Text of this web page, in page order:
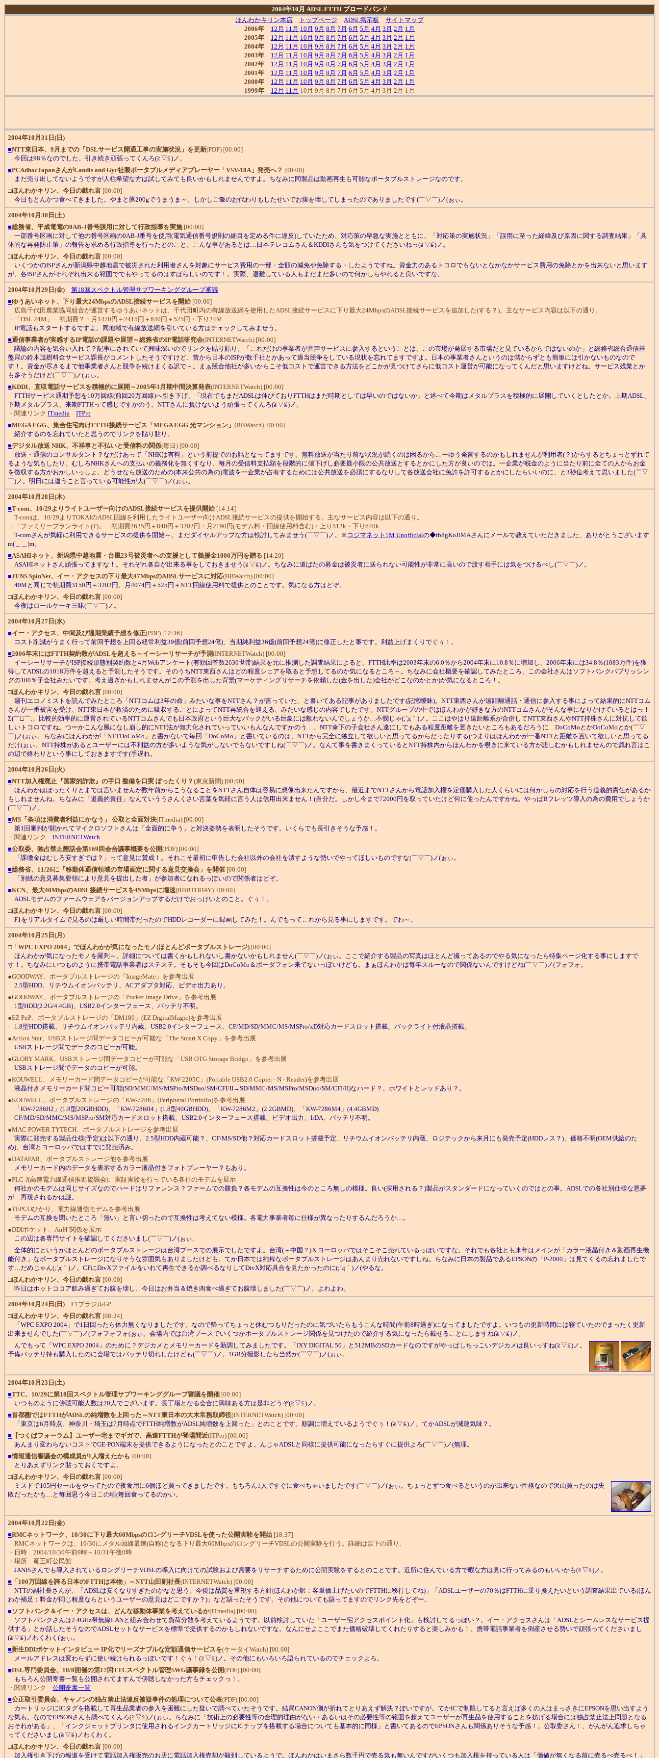
2004年10月 ADSL FTTH ブロードバンド
ほんわかキリン本店
トップページ ADSL掲示板
サイトマップ
2006年
12月 11月 10月 9月 8月 7月 6月 5月 4月 3月 2月 1月
2005年
12月 11月 10月 9月 8月 7月 6月 5月 4月 3月 2月 1月
2004年
12月 11月 10月 9月 8月 7月 6月 5月 4月 3月 2月 1月
2003年
12月 11月 10月 9月 8月 7月 6月 5月 4月 3月 2月 1月
2002年
12月 11月 10月 9月 8月 7月 6月 5月 4月 3月 2月 1月
2001年
12月 11月 10月 9月 8月 7月 6月 5月 4月 3月 2月 1月
2000年
12月 11月 10月 9月 8月 7月 6月 5月 4月 3月 2月 1月
1999年
12月 11月 10月 9月 8月 7月 6月 5月 4月 3月 2月 1月
2004年10月31日(日)
■NTT東日本、9月までの「DSLサービス開通工事の実施状況」を更新(PDF) [00:00]
今回は98％なのでした。引き続き頑張ってくんろ(≧▽≦)ノ。
■PCAdhocJapanさんがLandis and Gyr社製ポータブルメディアプレーヤー「VSV-18A」発売へ？ [00:00]
まだ売り出してないようですが人柱希望な方は試してみても良いかもしれませんですよ。ちなみに同製品は動画再生も可能なポータブルストレージなのです。
□ほんわかキリン、今日の戯れ言 [00:00]
今日もとんかつ食べてきました。やまと豚200gでうまうま～。しかしご飯のお代わりもしたせいでお腹を壊してしまったのでありましたです(￣▽￣)ノ(ぉぃ。
2004年10月30日(土)
■総務省、平成電電の0AB-J番号誤用に対して行政指導を実施[00:00]
一部番号区画に対して他の番号区画の0AB-J番号を使用(電気通信番号規則の細目を定める件に違反)していたため、対応策の早急な実施とともに、「対応策の実施状況」「誤用に至った経緯及び原因に関する調査結果」「具
体的な再発防止策」の報告を求める行政指導を行ったとのこと。こんな事があるとは…日本テレコムさん＆KDDIさんも気をつけてくださいねっ(≧▽≦)ノ。
□ほんわかキリン、今日の戯れ言 [00:00]
いくつかのISPさんが新潟県中越地震で被災された利用者さんを対象にサービス費用の一部・全額の減免や免除する・したようですね。資金力のあるトコロでもないとなかなかサービス費用の免除とかを出来ないと思います
が、各ISPさんがそれぞれ出来る範囲ででもやってるのはすばらしいのです！。実際、避難している人もまだまだ多いので何かしらやれると良いですな。
2004年10月29日(金)
第18回スペクトル管理サブワーキンググループ審議
■ゆうあいネット、下り最大24MbpsのADSL接続サービスを開始 [00:00]
広島千代田農業協同組合が運営するゆうあいネットは、千代田町内の有線放送網を使用したADSL接続サービスに下り最大24MbpsのADSL接続サービスを追加した(する？)。主なサービス内容は以下の通り。
・「DSL 24M」 初期費？・月1470円＋2415円＋840円＋525円・下り24M
IP電話もスタートするですよ。同地域で有線放送網を引いている方はチェックしてみませう。
■通信事業者が実感するIP電話の課題や展望～総務省のIP電話研究会(INTERNETWatch) [00:00]
議論の内容を気合い入れて？記事にされていて興味深いのでリンクを貼り貼り。「これだけの事業者が音声サービスに参入するということは、この市場が発展する市場だと見ているからではないのか」と総務省総合通信基
盤局の鈴木茂樹料金サービス課長がコメントしたそうですけど、昔から日本のISPが数千社とかあって過当競争をしている現状を忘れてますですよ。日本の事業者さんというのは儲からずとも簡単には引かないものなので
す！。資金が尽きるまで他事業者さんと競争を続けまくる訳で～。まぁ競合他社が多いからこそ低コストで運営できる方法をどこかが見つけてさらに低コスト運営が可能になってくんだと思いますけどね。サービス残業とか
も多そうだけど(￣▽￣)ノ(ぉぃ。
■KDDI、直収電話サービスを積極的に展開～2005年3月期中間決算発表(INTERNETWatch) [00:00]
FTTHサービス通期予想を10万回線(前回20万回線)へ引き下げ、「現在でもまだADSLは伸びておりFTTHはまだ時期としては早いのではないか」と述べて今期はメタルプラスを積極的に展開していくとしたとか。上期ADSL、
下期メタルプラス、来期FTTHって感じですかのう。NTTさんに負けないよう頑張ってくんろ(≧▽≦)ノ。
・関連リンク ITmedia
ITPro
■MEGA EGG、集合住宅向けFTTH接続サービス「MEGA EGG 光マンション」 (BBWatch) [00:00]
紹介するのを忘れていたと思うのでリンクを貼り貼り。
■デジタル放送 NHK、不祥事と不払いと受信料の関係(毎日) [00:00]
放送・通信のコンサルタント？なだけあって「NHKは有料」という前提でのお話となってますです。無料放送が当たり前な状況が続くのは困るからこーゆう発言するのかもしれませんが利用者(？)からするとちょっとずれて
るような気もしたり。むしろNHKさんへの支払いの義務化を無くすなり、毎月の受信料支払額を段階的に値下げし必要最小限の公共放送とするとかにした方が良いのでは。一企業が税金のように当たり前に全ての人からお金
を徴収する方がおかしいっしょ。どうせなら放送のための(本来公共の為の)電波を一企業が占有するためには公共放送を必須にするなりして各放送会社に免許を許可するとかにしたらいいのに、と3秒位考えて思いました(￣▽
￣)ノ。明日には違うこと言っている可能性が大(￣▽￣)ノ(ぉぃ。
2004年10月28日(木)
■T-com、10/29よりライトユーザー向けのADSL接続サービスを提供開始 [14:14]
T-comは、10/29よりTOKAIのADSL回線を利用したライトユーザー向けADSL接続サービスの提供を開始する。主なサービス内容は以下の通り。
・「ファミリープランライト(T)」 初期費2625円＋840円＋3202円・月2190円(モデム料・回線使用料含む)・上り512k・下り640k
T-comさんが気軽に利用できるサービスの提供を開始～。まだダイヤルアップな方は検討してみませう(￣▽￣)ノ。※ コジマネット1M Unofficialの◆tb8gKoJiMAさんにメールで教えていただきました、ありがとうございます
m(＿＿)m。
■ASAHIネット、新潟県中越地震・台風23号被災者への支援として義援金1000万円を贈る [14:20]
ASAHIネットさん頑張ってますな！。それぞれ各自が出来る事をしておきませう(≧▽≦)ノ。ちなみに道ばたの募金は被災者に送られない可能性が非常に高いので渡す相手には気をつけるべし(￣▽￣)ノ。
■JENS SpinNet、イー・アクセスの下り最大47MbpsのADSLサービスに対応(BBWatch) [00:00]
40Mと同じで初期費3150円＋3202円、月4074円＋525円＋NTT回線使用料で提供とのことです。気になる方はどぞ。
□ほんわかキリン、今日の戯れ言 [00:00]
今夜はロールケーキ三昧(￣▽￣)ノ。
2004年10月27日(水)
■イー・アクセス、中間及び通期業績予想を修正(PDF) [12:36]
コスト削減がうまく行って前回予想を上回る経常利益39億(前回予想24億)、当期純利益36億(前回予想24億)に修正したと事です。利益上げまくりでぐぅ！。
■2006年末にはFTTH契約数がADSLを超える～イーシーリサーチが予測(INTERNETWatch) [00:00]
イーシーリサーチがISP接続形態別契約数と4月Webアンケート(有効回答数2630世帯)結果を元に推測した調査結果によると、FTTH比率は2003年末の6.0％から2004年末に10.8％に増加し、2006年末には34.8％(1083万件)を獲
得してADSLの1018万件を超えると予測したそうです。そのうちNTT東西さんはどの程度シェアを取ると予想してるのか気になるところ～。ちなみに会社概要を確認してみたところ、この会社さんはソフトバンクパブリッシン
グの100％子会社みたいです。考え過ぎかもしれませんがこの予測を出した背景(マーケティングリサーチを依頼した(金を出した)会社がどこなのかとか)が気になるところ！。
□ほんわかキリン、今日の戯れ言 [00:00]
週刊エコノミストを読んでみたところ「NTTコムは3年の命」みたいな事をNTTさん？が言っていた、と書いてある記事がありましたです(記憶曖昧)。NTT東西さんが遠距離通話・通信に参入する事によって結果的にNTTコム
さんが一番被害を受け、NTT東日本が救済のために吸収することによってNTT再統合を迎える、みたいな感じの内容でしたです。NTTグループの中ではほんわかが好きな方のNTTコムさんがそんな事になりかけているとはっ！
Σ(￣□￣;。比較的効率的に運営されているNTTコムさんでも日本政府という巨大なバックがいる巨象には敵わないんでしょうか…不憫じゃ(;´д｀)ノ。ここはやはり遠距離系が合併してNTT東西さんやNTT持株さんに対抗して欲
しいトコロですね。つーかこんな風になし崩し的にNTT法が無力化されていっていいもんなんですかのう…。NTT傘下の子会社さん達にしてもある程度距離を置きたいところもあるだろうに…DoCoMoとかDoCoMoとか(￣▽
￣)ノ(ぉぃ。ちなみにほんわかが「NTTDoCoMo」と書かないで毎回「DoCoMo」と書いているのは、NTTから完全に独立して欲しいと思ってるからだったりする(つまりはほんわかが一番NTTと距離を置いて欲しいと思ってる
だけ(ぉぃ。NTT持株があるとユーザーには不利益の方が多いような気がしないでもないですしね(￣▽￣)ノ。なんて事を書きまくっているとNTT持株内からほんわかを覗きに来ている方が悲しむかもしれませんので戯れ言はこ
の辺で終わりという事にしておきますです(手遅れ。
2004年10月26日(火)
■NTT加入権廃止『国家的詐欺』の手口 整備を口実 ぼったくり？ (東京新聞) [00;00]
ほんわかはぼったくりとまでは言いませんが数年前からこうなることをNTTさん自体は容易に想像出来たんですから、最近までNTTさんから電話加入権を定価購入した人くらいには何かしらの対応を行う道義的責任があるか
もしれませんね。ちなみに「道義的責任」なんていううさんくさい言葉を気軽に言う人は信用出来ません！(自分だ。しかし今まで72000円を取っていたけど何に使ったんですかね。やっぱBフレッツ導入の為の費用でしょうか
(￣▽￣)ノ。
■MS「条項は消費者利益にかなう」 公取と全面対決(ITmedia) [00:00]
第1回審判が開かれてマイクロソフトさんは「全面的に争う」と対決姿勢を表明したそうです。いくらでも長引きそうな予感！。
・関連リンク INTERNETWatch
■公取委、独占禁止懇話会第169回会合議事概要を公開(PDF) [00:00]
「課徴金はむしろ安すぎでは？」って意見に賛成！。それこそ最初に申告した会社以外の会社を潰すような勢いでやってほしいものですな(￣▽￣)ノ(ぉぃ。
■総務省、11/26に「移動体通信領域の市場画定に関する意見交換会」を開催 [00:00]
「別紙の意見募集要領により意見を提出した者」が参加者になれるっぽいので関係者はどぞ。
■KCN、最大40MbpsのADSL接続サービスを45Mbpsに増速(RBBTODAY) [00:00]
ADSLモデムのファームウェアをバージョンアップするだけでおっけいとのこと。ぐぅ！。
□ほんわかキリン、今日の戯れ言 [00:00]
F1をリアルタイムで見るのは厳しい時間帯だったのでHDDレコーダーに録画してみた！。んでもってこれから見る事にしますです。でわ～。
2004年10月25日(月)
□ 「WPC EXPO 2004」でほんわかが気になったモノ(ほとんどポータブルストレージ) [00:00]
ほんわかが気になったモノを羅列～。詳細については書くかもしれないし書かないかもしれません(￣▽￣)ノ(ぉぃ。ここで紹介する製品の写真はほとんど撮ってあるのでやる気になったら特集ページ化する事にしますで
す！。ちなみにいつものように携帯電話事業者はステステ。そもそも今回はDoCoMo＆ボーダフォン来てないっぽいけども。まぁほんわかは毎年スルーなので関係ないんですけどね(￣▽￣)ノ(フォフォ。
●GOODWAY、ポータブルストレージの「ImageMate」を参考出展
2.5型HDD、リチウムイオンバッテリ、ACアダプタ対応、ビデオ出力あり。
●GOODWAY、ポータブルストレージの「Pocket Image Drive」を参考出展
1型HDD(2.2G/4.4GB)、USB2.0インターフェース、バッテリ不明。
●EZ PnP、ポータブルストレージの「DM180」(EZ DigitalMagic)を参考出展
1.8型HDD搭載、リチウムイオンバッテリ内蔵、USB2.0インターフェース、CF/MD/SD/MMC/MS/MSPro/xD対応カードスロット搭載、バックライト付液晶搭載。
●Action Star、USBストレージ間データコピーが可能な「The Smart X Copy」を参考出展
USBストレージ間でデータのコピーが可能。
●GLORY MARK、USBストレージ間データコピーが可能な「USB OTG Storage Bridgo」を参考出展
USBストレージ間でデータのコピーが可能。
●KOUWELL、メモリーカード間データコピーが可能な「KW-2205C」(Portable USB2.0 Copier - N - Reader)を参考出展
液晶付きメモリーカード間コピー可能(SD/MMC/MS/MSPro/MSDuo/SM/CFI/II→SD/MMC/MS/MSPro/MSDuo/SM/CFI/II)なハード？。ホワイトとレッドあり？。
●KOUWELL、ポータブルストレージの「KW-7286」(Peripheral Portfolio)を参考出展
「KW-7286H2」(1.8型20GBHDD)、「KW-7286H4」(1.8型40GBHDD)、「KW-7286M2」(2.2GBMD)、「KW-7286M4」(4.4GBMD)
CF/MD/SD/MMC/MS/MSPro/SM対応カードスロット搭載、USB2.0インターフェース搭載、ビデオ出力、IrDA、バッテリ不明。
●MAC POWER TYTECH、ポータブルストレージを参考出展
実際に発売する製品仕様(予定)は以下の通り。2.5型HDD内蔵可能？、CF/MS/SD他？対応カードスロット搭載予定、リチウムイオンバッテリ内蔵、ロジテックから来月にも発売予定(HDDレス？)、価格不明(OEM供給のた
め)、台湾とヨーロッパではすでに発売済み。
●DATAFAB、ポータブルストレージ他を参考出展
メモリーカード内のデータを表示するカラー液晶付きフォトプレーヤー？もあり。
●PLC-J(高速電力線通信推進協議会)、実証実験を行っている各社のモデムを展示
何社かのモデムは同じサイズなのでハードはリファレンス？ファームでの勝負？各モデムの互換性は今のところ無しの模様。良い(採用される？)製品がスタンダードになっていくのではとの事。ADSLでの各社別仕様な悪夢
が…再現されるかは謎。
●TEPCOひかり、電力線通信モデムを参考出展
モデムの互換を聞いたところ「無い」と言い切ったので互換性は考えてない模様。各電力事業者毎に仕様が異なったりするんだろうか…。
●DDIポケット、AirH"関係を展示
この辺は各専門サイトを確認してくださいまし(￣▽￣)ノ(ぉぃ。
全体的にというかほとんどのポータブルストレージは台湾ブースでの展示でしたですよ。台湾(＋中国？)＆ヨーロッパではそこそこ売れているっぽいですな。それでも各社とも来年はメインが「カラー液晶付き＆動画再生機
能付き」なポータブルストレージになりそうな雰囲気もありましたけども。てか日本では純粋なポータブルストレージはあんまり売れないですしね。ちなみに日本の製品であるEPSONの「P-2000」は見てくるの忘れましたで
す…だめじゃん(;´д｀)ノ。CFにDivXファイルをいれて再生できるか調べるなりしてDivX対応具合を見たかったのに(;´д｀)ノ(やるな。
□ほんわかキリン、今日の戯れ言 [00:00]
昨日はホットココア飲み過ぎてお腹を壊し、今日はお弁当＆焼き肉食べ過ぎてお腹壊しました(￣▽￣)ノ。よわよわ。
2004年10月24日(日) F1ブラジルGP
□ほんわかキリン、今日の戯れ言 [08:24]
「WPC EXPO 2004」で1日回ったら体力無くなりましたです。なので帰ってちょっと休むつもりだったのに気づいたらもうこんな時間(午前8時過ぎ)になってましたですよ。いつもの更新時間には寝ていたのでまったく更新
出来ませんでした(￣▽￣)ノ(フォフォフォ(ぉぃ。会場内では台湾ブースでいくつかポータブルストレージ関係を見つけたので紹介する気になったら載せることにしますね(≧▽≦)ノ。
んでもって「WPC EXPO 2004」のために？デジカメとメモリーカードを新調してみましたです。「IXY DIGITAL 50」と512MBのSDカードなのですがやっぱしちっこいデジカメは良いっすね(≧▽≦)ノ。
予備バッテリ持も購入したのに会場ではバッテリ切れしたけども(￣▽￣)ノ。1GB分撮影したら当然か(￣▽￣)ノ(ぉぃ。
2004年10月23日(土)
■TTC、10/29に第18回スペクトル管理サブワーキンググループ審議を開催 [00:00]
いつものように傍聴可能人数は20人でございます。長丁場となる会合に興味ある方は是非どうぞ(≧▽≦)ノ。
■首都圏ではFTTHがADSLの純増数を上回った～NTT東日本の大木常務取締役(INTERNETWatch) [00:00]
「東京は6月時点、神奈川・埼玉は7月時点でFTTH純増数がADSL純増数を上回った」とのことです。順調に増えているようでぐぅ！(≧▽≦)ノ。てかADSLが減速気味？。
■ 【つくばフォーラム】ユーザー宅までギガで、高速FTTHが登場間近(ITPro) [00:00]
あんまり変わらないコストでGE-PON端末を提供できるようになったとのことですよ。んじゃADSLと同様に提供可能になったらすぐに提供よろ(￣▽￣)ノ(無理。
■情報通信審議会の構成員が1人増えたかも [00:00]
とりあえずリンク貼っておくですよ。
□ほんわかキリン、今日の戯れ言 [00:00]
ミスドで105円セールをやってたので夜食用に6個ほど買ってきましたです。もちろん1人ですぐに食べちゃいましたです(￣▽￣)ノ(ぉぃ。ちょっとずつ食べるというのが出来ない性格なので沢山買ったのは失
敗だったかも…と毎回思う今日この頃(毎回食ってるのかい。
2004年10月22日(金)
■RMCネットワーク、10/30に下り最大60MbpsのロングリーチVDSLを使った公開実験を開始 [18:37]
RMCネットワークは、10/30にメタル回線最速(自称)となる下り最大60MbpsのロングリーチVDSLの公開実験を行う。詳細は以下の通り。
・日時 2004/10/30午前9時～10/31午後0時
・場所 竜王町公民館
JANISさんでも導入されているロングリーチVDSLの導入に向けての試験および需要をリサーチするために公開実験をするとのことです。近所に住んでいる方で暇な方は見に行ってみるのもいいかも(≧▽≦)ノ。
■ 「100万回線を誇る日本のFTTHは本物」～NTT山田副社長(INTERNETWatch) [00:00]
NTTの副社長さんが、「ADSLは安くなりすぎたのかなと思う。今後は品質を重視する方針(ほんわか訳：客単価上げたいのでFTTHに移行してね)」「ADSLユーザーの70％はFTTHに乗り換えたいという調査結果出ている(ほん
わか補足：料金が同じ程度ならというユーザーの意見はどこですか？)」など語ったそうです。その他についても語ってますのでリンク先をどぞー。
■ソフトバンク＆イー・アクセスは、どんな移動体事業を考えているか(ITmedia) [00:00]
ソフトバンクさんは2.4GHz帯無線LANと組み合わせて負荷分散を考えているようです。以前検討していた「ユーザー宅アクセスポイント化」も検討してるっぽい？。イー・アクセスさんは「ADSLとシームレスなサービス提
供する」とか話したそうなのでADSLセットなサービスを標準で提供するのかもしれないですな。なんにせよここでまた価格破壊してくれたりすると楽しみかも！。携帯電話事業者を倒産させる勢いで頑張ってくださいまし
(≧▽≦)ノわくわく(ぉぃ。
■新生DDIポケットインタビュー IP化でリーズナブルな定額通信サービスを(ケータイWatch) [00:00]
メールアドレスは変わらずに使い続けられるっぽいです！ぐぅ！(≧▽≦)ノ。その他にもいろいろ語られているのでチェックよろ。
■DSL専門委員会、10/8開催の第17回TTCスペクトル管理SWG議事録を公開(PDF) [00:00]
もちろん公開寄書一覧も公開されてますんで傍聴しなかった方もチェックっ！。
・関連リンク 公開寄書一覧
■公正取引委員会、キャノンの独占禁止法違反被疑事件の処理について公表(PDF) [00:00]
カートリッジにICタグを搭載して再生品業者の参入を困難にした疑いで調べていたそうです。結局CANON側が折れてとりあえず解決？ぽいですが。てかICで制限してると言えば多くの人はまっさきにEPSONを思い出すよう
な気も。なのでEPSONさんも調べてくんろ(≧▽≦)ノ(ぉぃ。ちなみに「技術上の必要性等の合理的理由がない・あるいはその必要性等の範囲を超えてユーザーが再生品を使用することを妨げる場合には独占禁止法上問題となる
おそれがある」、「インクジェットプリンタに使用されるインクカートリッジにICチップを搭載する場合についても基本的に同様」と書いてあるのでEPSONさんも関係ありそうな予感！。公取委さん！、がんがん追求しちゃ
ってくださいまし(≧▽≦)ノわくわく。
□ほんわかキリン、今日の戯れ言 [00:00]
加入権引き下げの報道を受けて電話加入権販売のお店に電話加入権売却が殺到しているようで。ほんわかはいまさら数千円で売る気も無いんですがいくつも加入権を持っている人は「価値が無くなる前に売るべ売るべ！」